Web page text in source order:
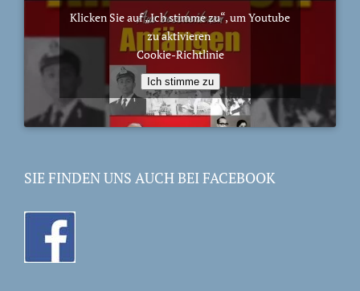
Klicken Sie auf „Ich stimme zu“, um Youtube
zu aktivieren
Cookie-Richtlinie
Ich stimme zu
SIE FINDEN UNS AUCH BEI FACEBOOK